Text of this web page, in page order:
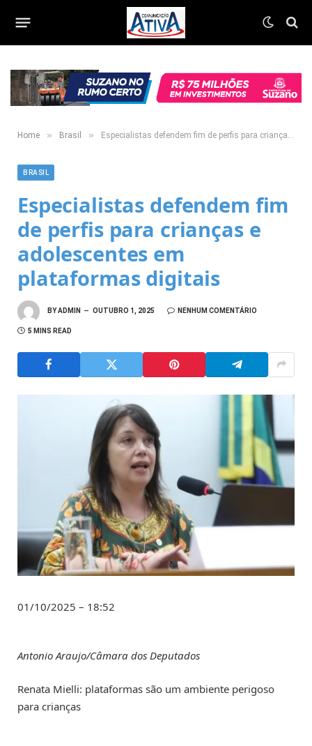
Home » Brasil » Especialistas defendem fim de perfis para crianças e adolescentes em plataformas digitais
BRASIL
Especialistas defendem fim
de perfis para crianças e
adolescentes em
plataformas digitais
BYADMIN OUTUBRO 1, 2025 NENHUM COMENTÁRIO
5 MINS READ
01/10/2025 – 18:52
Antonio Araujo/Câmara dos Deputados
Renata Mielli: plataformas são um ambiente perigoso
para crianças